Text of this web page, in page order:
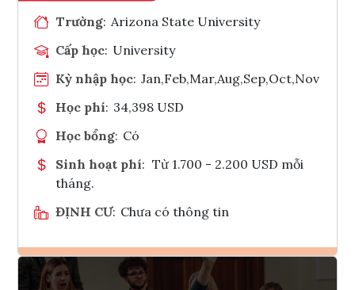
Trường: Arizona State University
Cấp học: University
Kỳ nhập học: Jan,Feb,Mar,Aug,Sep,Oct,Nov
Học phí: 34,398 USD
Học bổng: Có
Sinh hoạt phí: Từ 1.700 - 2.200 USD mỗi
tháng.
ĐỊNH CƯ: Chưa có thông tin
Ghi danh